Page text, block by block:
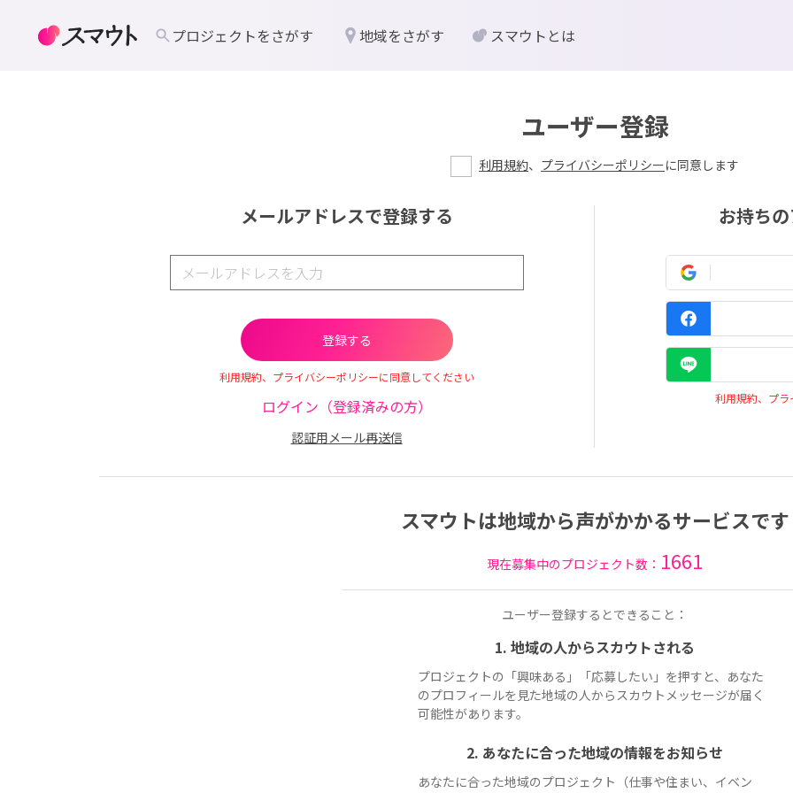
ユーザー登録
利用規約、 プライバシーポリシーに同意します
メールアドレスで登録する
利用規約、プライバシーポリシーに同意してください
ログイン（登録済みの方）
認証用メール再送信
お持ち
利用規約、プ
スマウトは地域から声がかかるサービスです
現在募集中のプロジェクト数： 1661
ユーザー登録するとできること：
1. 地域の人からスカウトされる
プロジェクトの「興味ある」「応募したい」を押すと、あなた
のプロフィールを見た地域の人からスカウトメッセージが届く
可能性があります。
2. あなたに合った地域の情報をお知らせ
あなたに合った地域のプロジェクト（仕事や住まい、イベン
プロジェクトをさがす 地域をさがす スマウトとは